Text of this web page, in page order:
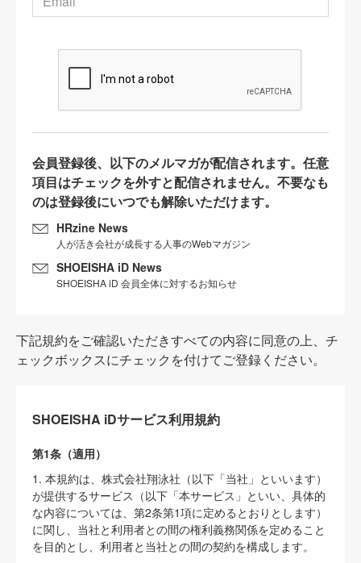
会員登録後、以下のメルマガが配信されます。任意
項目はチェックを外すと配信されません。不要なも
のは登録後にいつでも解除いただけます。
HRzine News
人が活き会社が成長する人事のWebマガジン
SHOEISHA iD News
SHOEISHA iD 会員全体に対するお知らせ
下記規約をご確認いただきすべての内容に同意の上、チ
ェックボックスにチェックを付けてご登録ください。
SHOEISHA iDサービス利用規約
第1条（適用）
1. 本規約は、株式会社翔泳社（以下「当社」といいます）
が提供するサービス（以下「本サービス」といい、具体的
な内容については、第2条第1項に定めるとおりとします）
に関し、当社と利用者との間の権利義務関係を定めること
を目的とし、利用者と当社との間の契約を構成します。